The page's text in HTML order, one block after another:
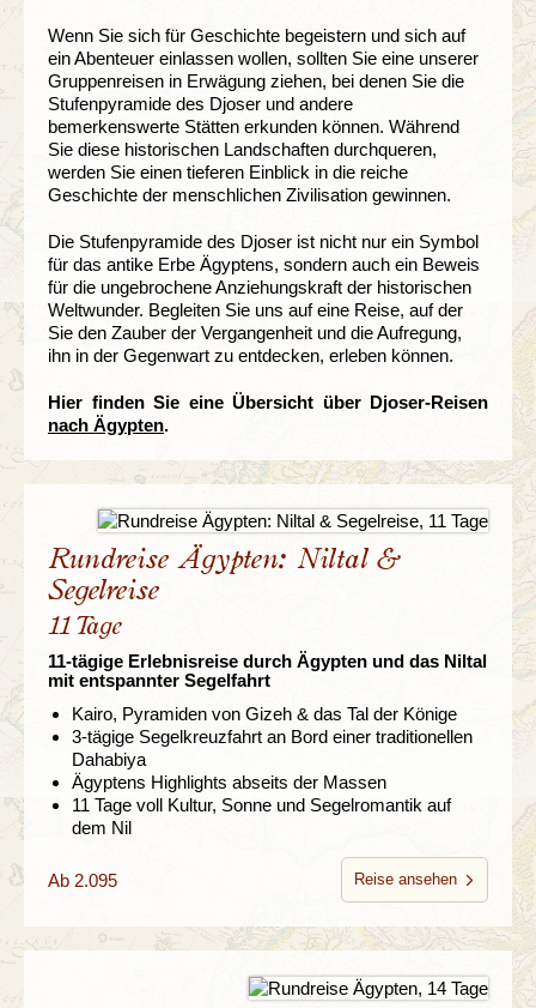
Wenn Sie sich für Geschichte begeistern und sich auf
ein Abenteuer einlassen wollen, sollten Sie eine unserer
Gruppenreisen in Erwägung ziehen, bei denen Sie die
Stufenpyramide des Djoser und andere
bemerkenswerte Stätten erkunden können. Während
Sie diese historischen Landschaften durchqueren,
werden Sie einen tieferen Einblick in die reiche
Geschichte der menschlichen Zivilisation gewinnen.
Die Stufenpyramide des Djoser ist nicht nur ein Symbol
für das antike Erbe Ägyptens, sondern auch ein Beweis
für die ungebrochene Anziehungskraft der historischen
Weltwunder. Begleiten Sie uns auf eine Reise, auf der
Sie den Zauber der Vergangenheit und die Aufregung,
ihn in der Gegenwart zu entdecken, erleben können.
Hier finden Sie eine Übersicht über Djoser-Reisen
nach Ägypten.
Rundreise Ägypten: Niltal &
Segelreise
11 Tage
11-tägige Erlebnisreise durch Ägypten und das Niltal
mit entspannter Segelfahrt
Kairo, Pyramiden von Gizeh & das Tal der Könige
3-tägige Segelkreuzfahrt an Bord einer traditionellen
Dahabiya
Ägyptens Highlights abseits der Massen
11 Tage voll Kultur, Sonne und Segelromantik auf
dem Nil
Ab 2.095 Reise ansehen